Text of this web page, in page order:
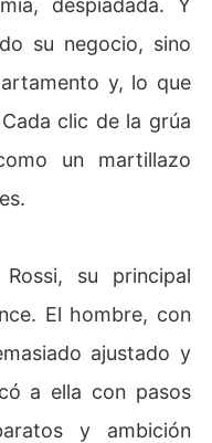
despiadada. Y
su negocio, sino
y, lo que
clic de la grúa
un martillazo
su principal
El hombre, con
ajustado y
a ella con pasos
y ambición